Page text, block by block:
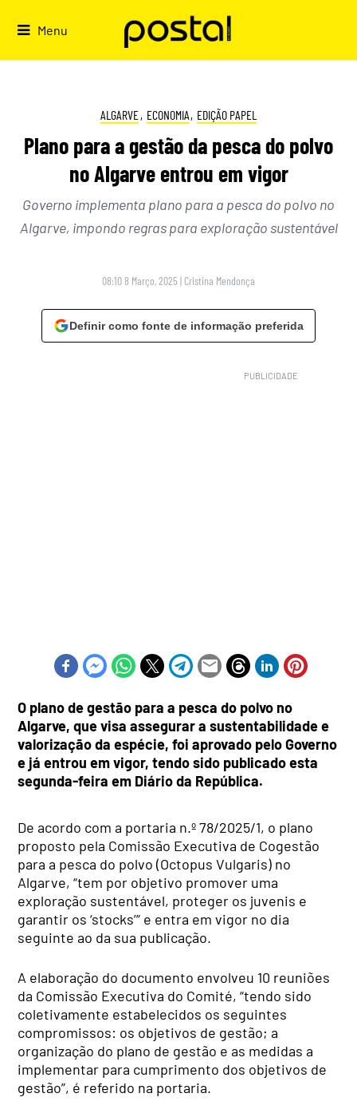
Menu
ALGARVE, ECONOMIA, EDIÇÃO PAPEL
Plano para a gestão da pesca do polvo
no Algarve entrou em vigor
Governo implementa plano para a pesca do polvo no
Algarve, impondo regras para exploração sustentável
08:10 8 Março, 2025 | Cristina Mendonça
Definir como fonte de informação preferida
O plano de gestão para a pesca do polvo no
Algarve, que visa assegurar a sustentabilidade e
valorização da espécie, foi aprovado pelo Governo
e já entrou em vigor, tendo sido publicado esta
segunda-feira em Diário da República.
De acordo com a portaria n.º 78/2025/1, o plano
proposto pela Comissão Executiva de Cogestão
para a pesca do polvo (Octopus Vulgaris) no
Algarve, “tem por objetivo promover uma
exploração sustentável, proteger os juvenis e
garantir os ‘stocks’” e entra em vigor no dia
seguinte ao da sua publicação.
A elaboração do documento envolveu 10 reuniões
da Comissão Executiva do Comité, “tendo sido
coletivamente estabelecidos os seguintes
compromissos: os objetivos de gestão; a
organização do plano de gestão e as medidas a
implementar para cumprimento dos objetivos de
gestão”, é referido na portaria.